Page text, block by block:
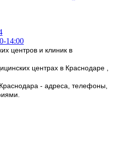
14:00
центров и клиник в
центрах в Краснодаре ,
- адреса, телефоны,